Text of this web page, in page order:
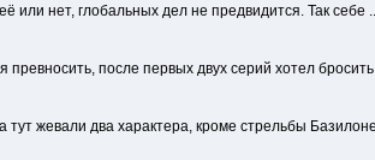
или нет, глобальных дел не предвидится. Так себе
после первых двух серий хотел
жевали два характера, кроме стрельбы